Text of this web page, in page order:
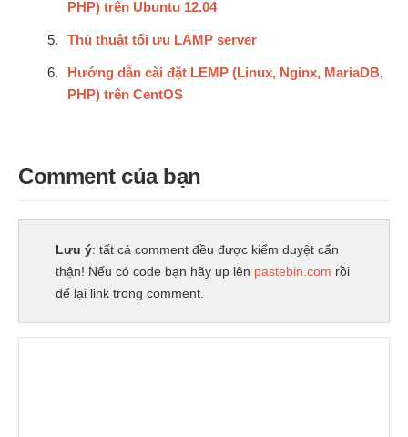
PHP) trên Ubuntu 12.04
Thủ thuật tối ưu LAMP server
Hướng dẫn cài đặt LEMP (Linux, Nginx, MariaDB,
PHP) trên CentOS
Comment của bạn
Lưu ý: tất cả comment đều được kiểm duyệt cẩn
thận! Nếu có code bạn hãy up lên pastebin.com rồi
để lại link trong comment.